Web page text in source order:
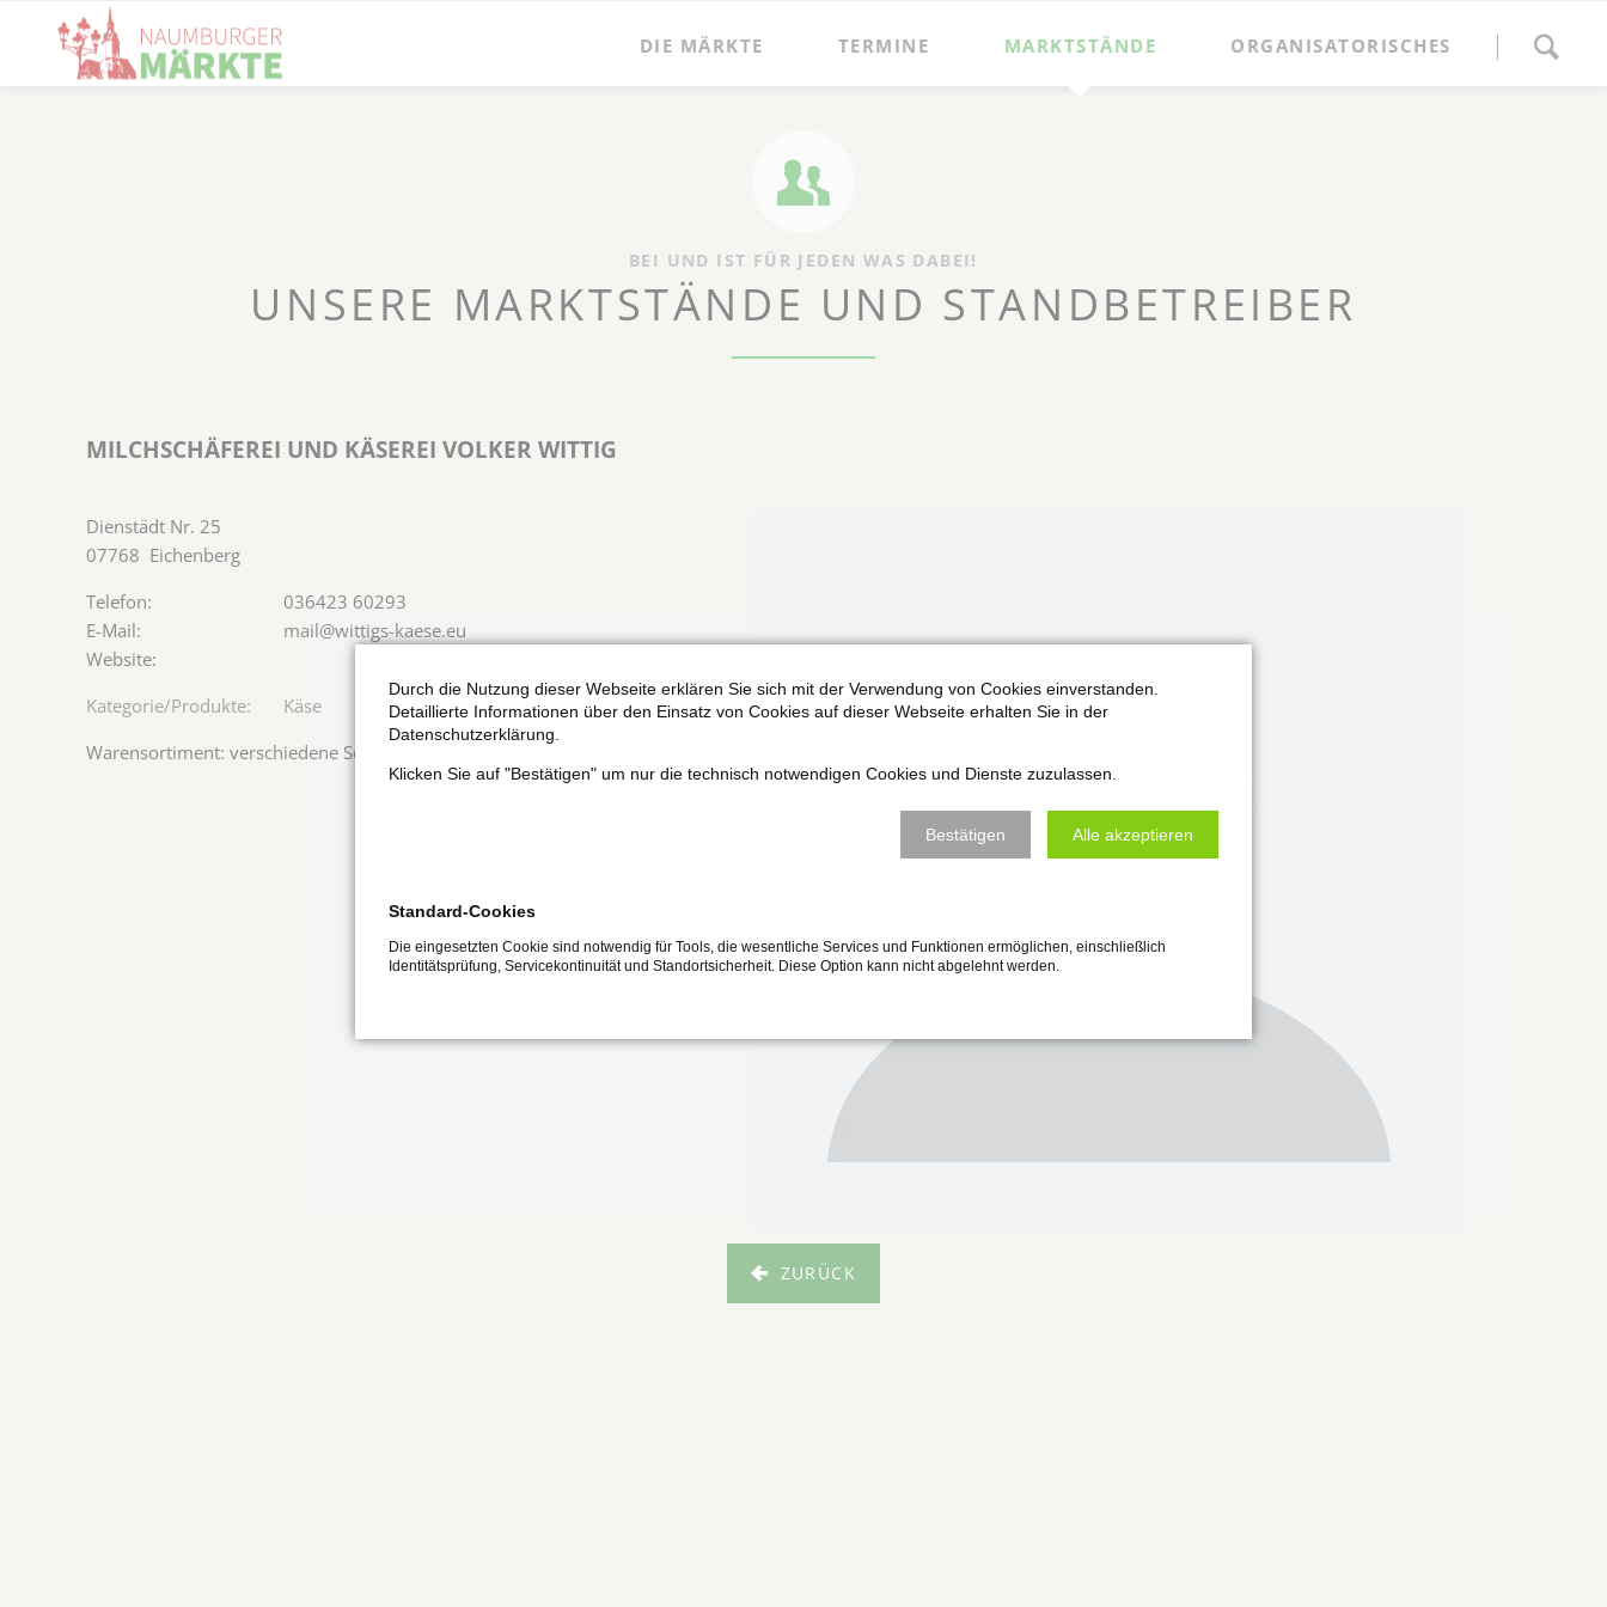
überspringen
DIE MÄRKTE TERMINE MARKTSTÄNDE ORGANISATORISCHES
BEI UND IST FÜR JEDEN WAS DABEI!
UNSERE MARKTSTÄNDE UND STANDBETREIBER
MILCHSCHÄFEREI UND KÄSEREI VOLKER WITTIG
Dienstädt Nr. 25
07768 Eichenberg
036423 60293
mail@wittigs-kaese.eu
Käse
Warensortiment: verschiedene Sorten Schafskäse
ZURÜCK
Durch die Nutzung dieser Webseite erklären Sie sich mit der Verwendung von Cookies einverstanden.
Detaillierte Informationen über den Einsatz von Cookies auf dieser Webseite erhalten Sie in der
Datenschutzerklärung.
Klicken Sie auf "Bestätigen" um nur die technisch notwendigen Cookies und Dienste zuzulassen.
Bestätigen Alle akzeptieren
Standard-Cookies
Die eingesetzten Cookie sind notwendig für Tools, die wesentliche Services und Funktionen ermöglichen, einschließlich
Identitätsprüfung, Servicekontinuität und Standortsicherheit. Diese Option kann nicht abgelehnt werden.